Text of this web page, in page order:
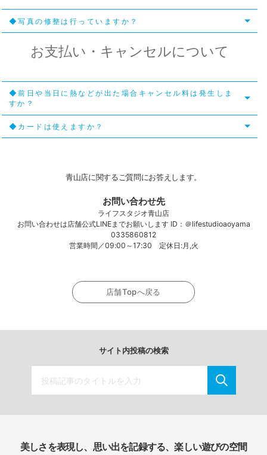
◆写真の修整は行っていますか？
お支払い・キャンセルについて
◆前日や当日に熱などが出た場合キャンセル料は発生しま
すか？
◆カードは使えますか？
青山店に関するご質問にお答えします。
お問い合わせ先
ライフスタジオ青山店
お問い合わせは店舗公式LINEまでお願いします ID：＠lifestudioaoyama
0335860812
営業時間／09:00～17:30 定休日:月,火
店舗Topへ戻る
サイト内投稿の検索
美しさを表現し、思い出を記録する、楽しい遊びの空間